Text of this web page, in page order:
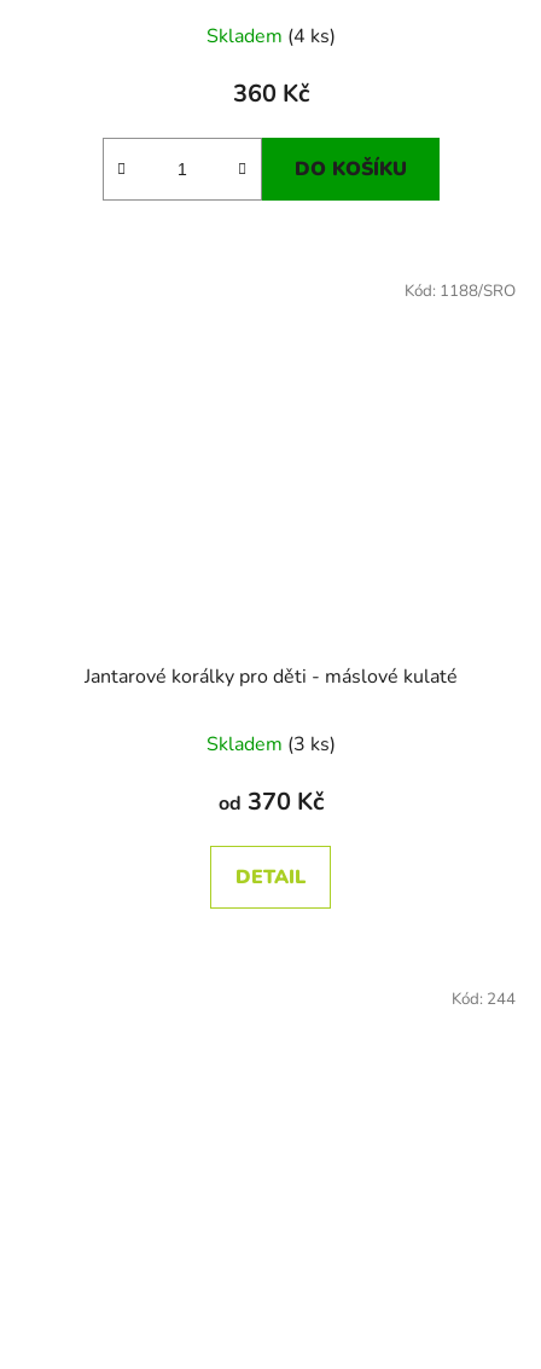
Skladem (4 ks)
360 Kč
DO KOŠÍKU
Jantarové korálky pro děti - máslové kulaté
Skladem (3 ks)
od 370 Kč
DETAIL
Kód: 1188/SRO
Kód: 244